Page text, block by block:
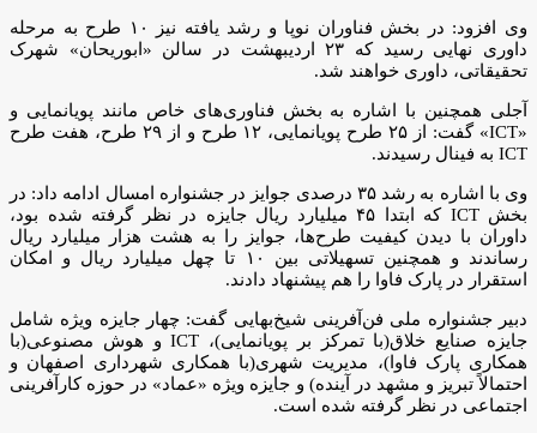
وی افزود: در بخش فناوران نوپا و رشد یافته نیز ۱۰ طرح به مرحله
داوری نهایی رسید که ۲۳ اردیبهشت در سالن «ابوریحان» شهرک
تحقیقاتی، داوری خواهند شد.
آجلی همچنین با اشاره به بخش فناوری‌های خاص مانند پویانمایی و
«ICT» گفت: از ۲۵ طرح پویانمایی، ۱۲ طرح و از ۲۹ طرح، هفت طرح
ICT به فینال رسیدند.
وی با اشاره به رشد ۳۵ درصدی جوایز در جشنواره امسال ادامه داد: در
بخش ICT که ابتدا ۴۵ میلیارد ریال جایزه در نظر گرفته شده بود،
داوران با دیدن کیفیت طرح‌ها، جوایز را به هشت هزار میلیارد ریال
رساندند و همچنین تسهیلاتی بین ۱۰ تا چهل میلیارد ریال و امکان
استقرار در پارک فاوا را هم پیشنهاد دادند.
دبیر جشنواره ملی فن‌آفرینی شیخ‌بهایی گفت: چهار جایزه ویژه شامل
جایزه صنایع خلاق(با تمرکز بر پویانمایی)، ICT و هوش مصنوعی(با
همکاری پارک فاوا)، مدیریت شهری(با همکاری شهرداری اصفهان و
احتمالاً تبریز و مشهد در آینده) و جایزه ویژه «عماد» در حوزه کارآفرینی
اجتماعی در نظر گرفته شده است.